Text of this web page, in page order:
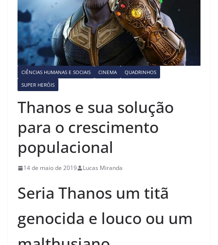
CIÊNCIAS HUMANAS E SOCIAIS CINEMA
QUADRINHOS
SUPER HERÓIS
Thanos e sua solução
para o crescimento
populacional
14 de maio de 2019 Lucas Miranda
Seria Thanos um titã
genocida e louco ou um